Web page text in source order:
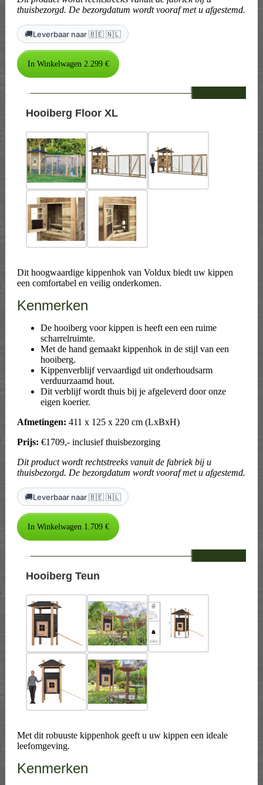
thuisbezorgd. De bezorgdatum wordt vooraf met u afgestemd.
🚚Leverbaar naar 🇧🇪 🇳🇱
--
Hooiberg Floor XL
Dit hoogwaardige kippenhok van Voldux biedt uw kippen
een comfortabel en veilig onderkomen.
Kenmerken
De hooiberg voor kippen is heeft een een ruime
scharrelruimte.
Met de hand gemaakt kippenhok in de stijl van een
hooiberg.
Kippenverblijf vervaardigd uit onderhoudsarm
verduurzaamd hout.
Dit verblijf wordt thuis bij je afgeleverd door onze
eigen koerier.
Afmetingen: 411 x 125 x 220 cm (LxBxH)
Prijs: €1709,- inclusief thuisbezorging
Dit product wordt rechtstreeks vanuit de fabriek bij u
thuisbezorgd. De bezorgdatum wordt vooraf met u afgestemd.
🚚Leverbaar naar 🇧🇪 🇳🇱
--
Hooiberg Teun
Met dit robuuste kippenhok geeft u uw kippen een ideale
leefomgeving.
Kenmerken